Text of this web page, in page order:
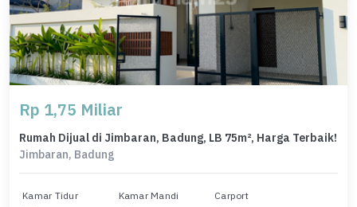
Rp 1,75 Miliar
Rumah Dijual di Jimbaran, Badung, LB 75m², Harga Terbaik!
Jimbaran, Badung
Kamar Tidur Kamar Mandi Carport